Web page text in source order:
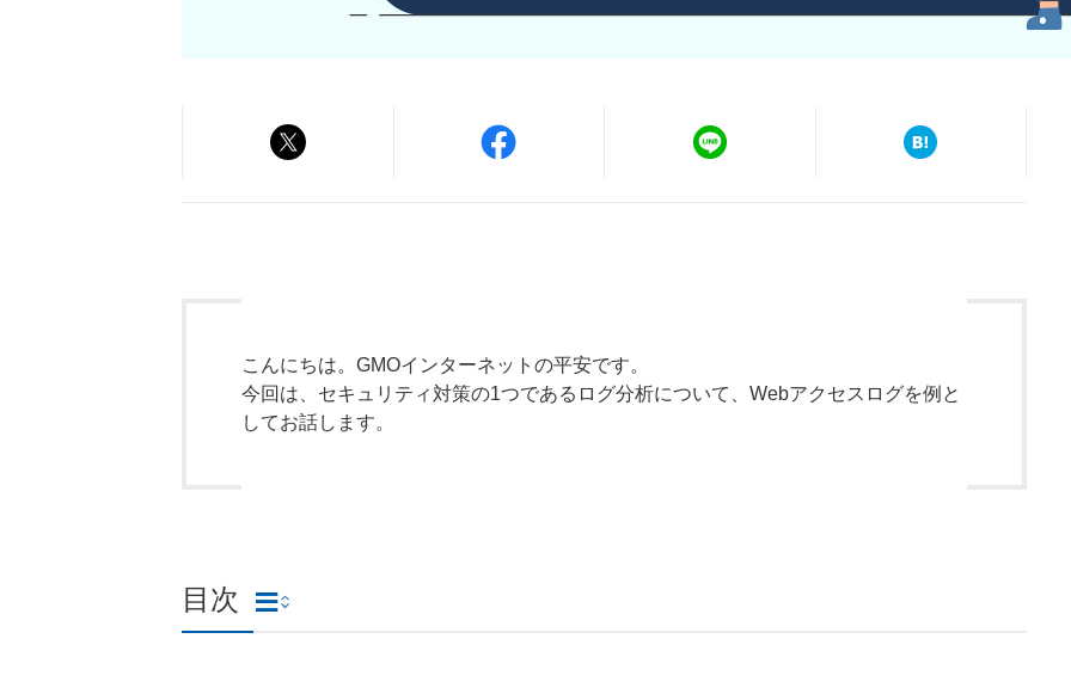
こんにちは。GMOインターネットの平安です。
今回は、セキュリティ対策の1つであるログ分析について、Webアクセスログを例と
してお話します。
目次